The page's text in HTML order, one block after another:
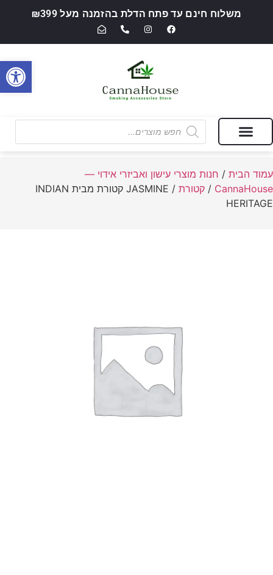
משלוח חינם עד פתח הדלת בהזמנה מעל ₪399
עמוד הבית / חנות מוצרי עישון ואביזרי אידוי —
CannaHouse
/ קטורת
/ JASMINE קטורת מבית INDIAN
HERITAGE
פתח